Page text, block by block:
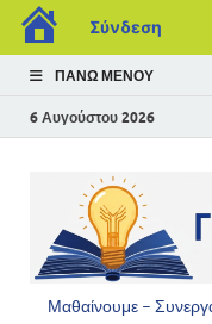
Σύνδεση
ΠΆΝΩ ΜΕΝΟΎ
6 Αυγούστου 2026
Μαθαίνουμε –